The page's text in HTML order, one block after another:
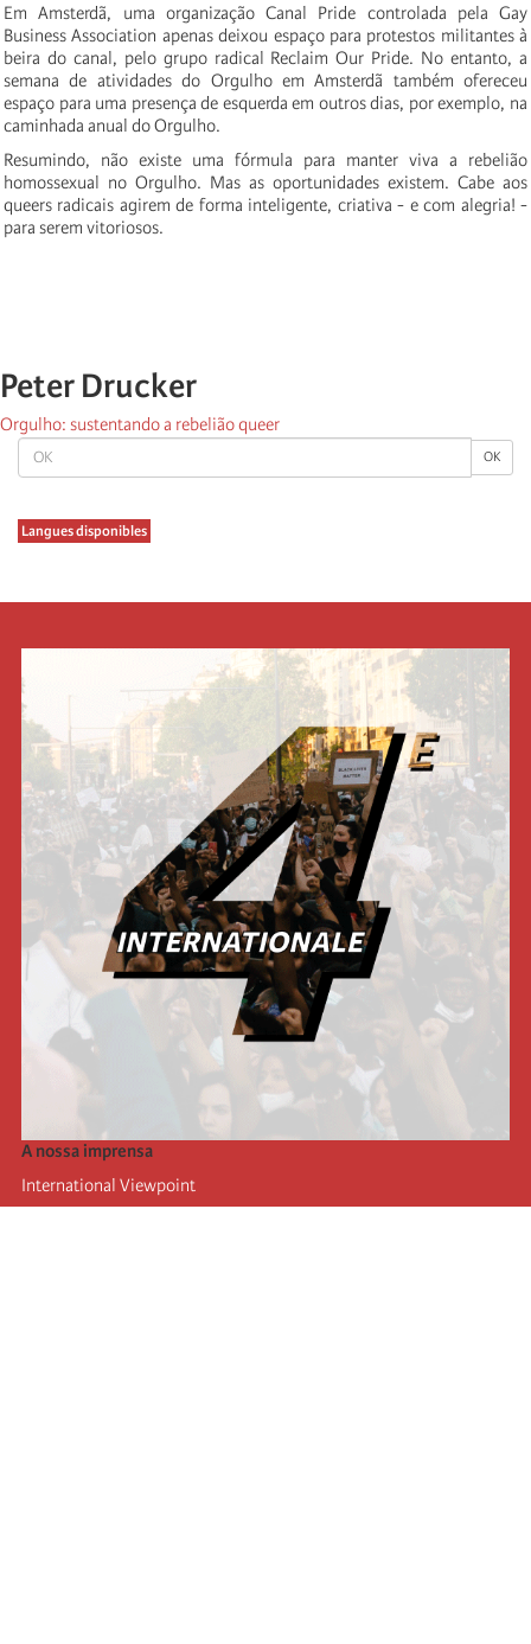
OK OK
Langues disponibles
Em Amsterdã, uma organização Canal Pride controlada pela Gay
Business Association apenas deixou espaço para protestos militantes à
beira do canal, pelo grupo radical Reclaim Our Pride. No entanto, a
semana de atividades do Orgulho em Amsterdã também ofereceu
espaço para uma presença de esquerda em outros dias, por exemplo, na
caminhada anual do Orgulho.
Resumindo, não existe uma fórmula para manter viva a rebelião
homossexual no Orgulho. Mas as oportunidades existem. Cabe aos
queers radicais agirem de forma inteligente, criativa - e com alegria! -
para serem vitoriosos.
Peter Drucker
Orgulho: sustentando a rebelião queer
A nossa imprensa
International Viewpoint